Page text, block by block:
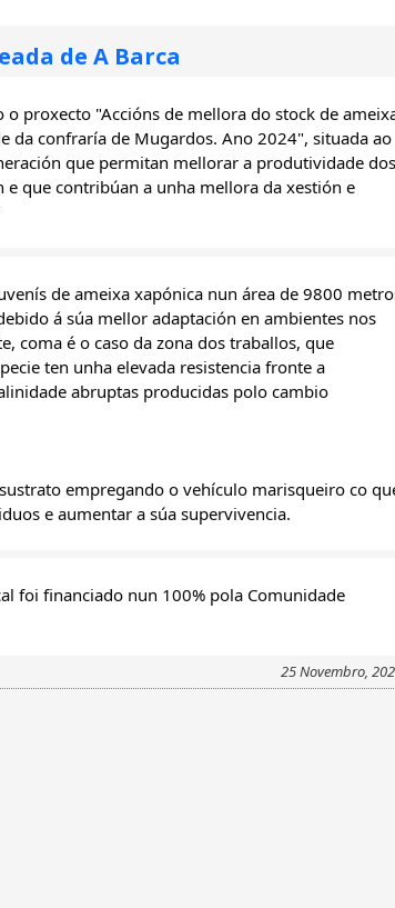
de A Barca
proxecto "Accións de mellora do stock de
da confraría de Mugardos. Ano 2024", situada ao
que permitan mellorar a produtividade dos
que contribúan a unha mellora da xestión e
de ameixa xapónica nun área de 9800
á súa mellor adaptación en ambientes nos
coma é o caso da zona dos traballos, que
ten unha elevada resistencia fronte a
abruptas producidas polo cambio
empregando o vehículo marisqueiro co
e aumentar a súa supervivencia.
foi financiado nun 100% pola Comunidade
25 Novembro,